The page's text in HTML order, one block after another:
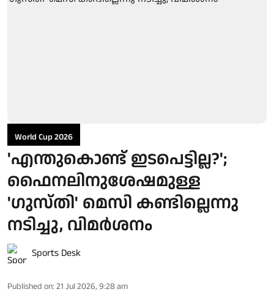
World Cup 2026
'എന്തുകൊണ്ട് ഇടപെട്ടില്ല?';
ഫൈനലിനുശേഷമുള്ള
'ഗുസ്തി' മെസി കണ്ടില്ലെന്നു
നടിച്ചു, വിമർശനം
Sports Desk
Published on: 21 Jul 2026, 9:28 am